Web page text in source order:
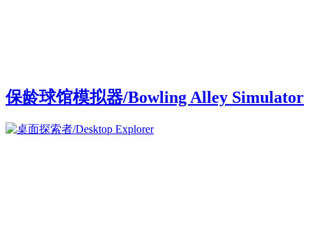
保龄球馆模拟器/Bowling Alley Simulator